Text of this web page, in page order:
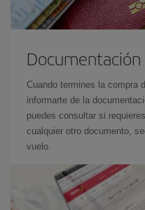
Cuando termines la compra
informarte de la
puedes consultar si
cualquier otro documento,
vuelo.